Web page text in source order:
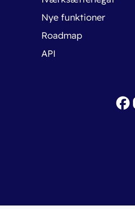
Nye funktioner
Roadmap
API